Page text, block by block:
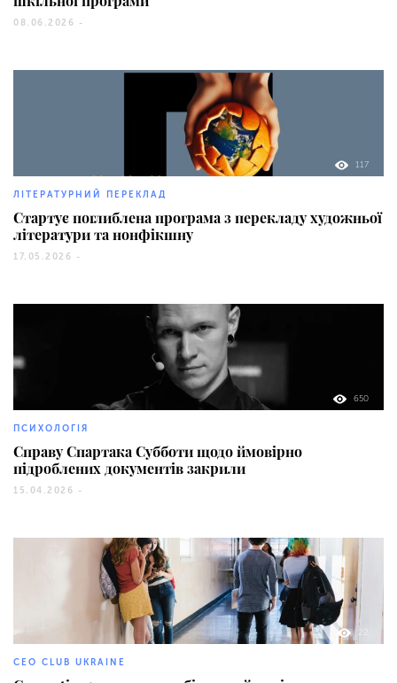
08.06.2026 -
117
ЛІТЕРАТУРНИЙ ПЕРЕКЛАД
Стартує поглиблена програма з перекладу художньої
літератури та нонфікшну
17.05.2026 -
650
ПСИХОЛОГІЯ
Справу Спартака Субботи щодо ймовірно
підроблених документів закрили
15.04.2026 -
22
CEO CLUB UKRAINE